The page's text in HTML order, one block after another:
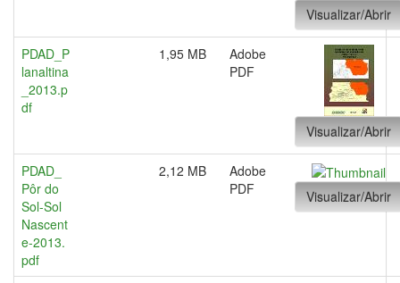
Visualizar/Abrir
PDAD_P
lanaltina
_2013.p
df
1,95 MB
Adobe
PDF
Visualizar/Abrir
PDAD_
Pôr do
Sol-Sol
Nascent
e-2013.
pdf
2,12 MB
Adobe
PDF
Visualizar/Abrir